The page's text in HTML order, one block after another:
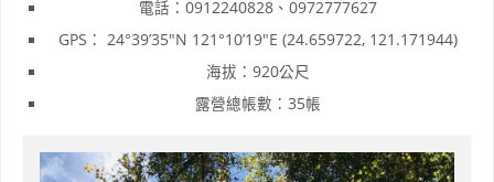
電話：0912240828、0972777627
GPS： 24°39’35″N 121°10’19″E (24.659722, 121.171944)
海拔：920公尺
露營總帳數：35帳